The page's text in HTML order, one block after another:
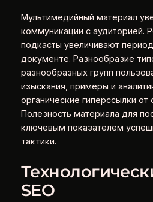
Мультимедийный материал
коммуникации с аудиторией.
подкасты увеличивают
документе. Разнообразие
разнообразных групп
изыскания, примеры и
органические гиперссылки от
Полезность материала для
ключевым показателем
тактики.
SEO